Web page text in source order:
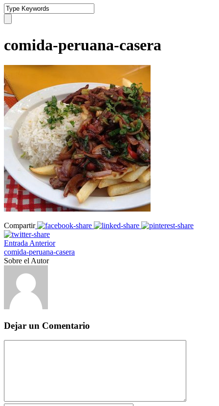
comida-peruana-casera
Compartir
Entrada Anterior
comida-peruana-casera
Sobre el Autor
Dejar un Comentario